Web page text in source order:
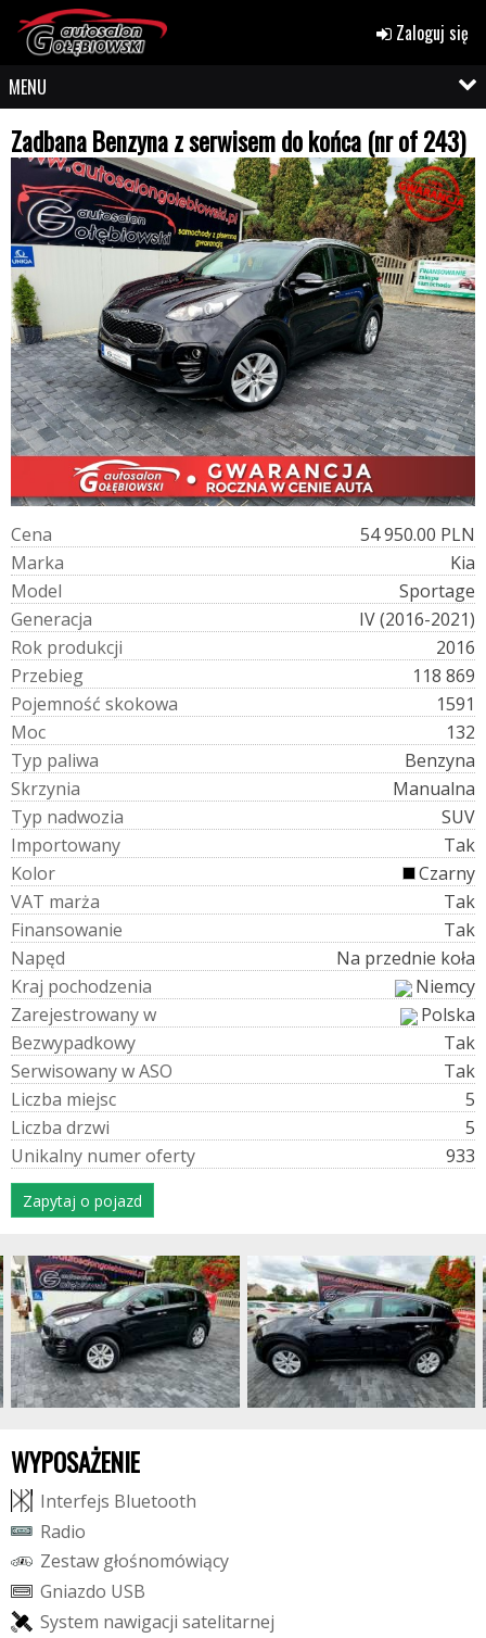
Zaloguj się
MENU
Zadbana Benzyna z serwisem do końca (nr of 243)
Cena
54 950.00 PLN
Marka
Kia
Model
Sportage
Generacja
IV (2016-2021)
Rok produkcji
2016
Przebieg
118 869
Pojemność skokowa
1591
Moc
132
Typ paliwa
Benzyna
Skrzynia
Manualna
Typ nadwozia
SUV
Importowany
Tak
Kolor
Czarny
VAT marża
Tak
Finansowanie
Tak
Napęd
Na przednie koła
Kraj pochodzenia
Niemcy
Zarejestrowanyw
Polska
Bezwypadkowy
Tak
SerwisowanywASO
Tak
Liczba miejsc
5
Liczba drzwi
5
Unikalny numeroferty 933
Zapytaj o pojazd
WYPOSAŻENIE
Interfejs Bluetooth
Radio
Zestaw głośnomówiący
Gniazdo USB
System nawigacji satelitarnej